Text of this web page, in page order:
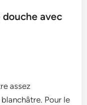
avec
assez
Pour le